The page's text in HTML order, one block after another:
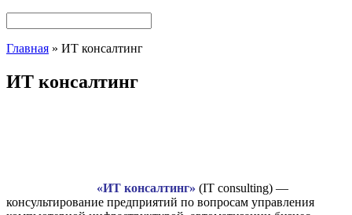
Главная » ИТ консалтинг
ИТ консалтинг
«ИТ консалтинг» (IT consulting) —
консультирование предприятий по вопросам управления